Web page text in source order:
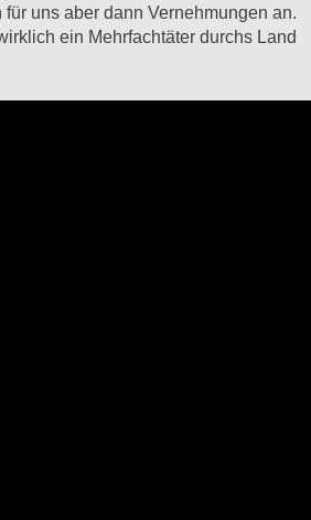
uns aber dann Vernehmungen an.
ein Mehrfachtäter durchs Land